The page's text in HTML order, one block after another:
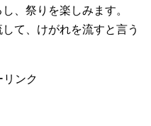
、祭りを楽しみます。
て、けがれを流すと言う
リンク